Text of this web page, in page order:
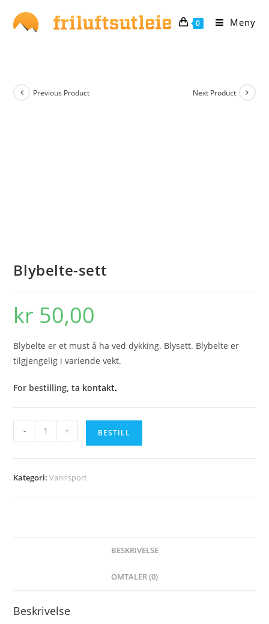
0 Meny
Previous Product Next Product
Blybelte-sett
kr 50,00
Blybelte er et must å ha ved dykking. Blysett. Blybelte er
tilgjengelig i variende vekt.
For bestilling,ta kontakt.
Blybelte-
sett
- + BESTILL
Kategori:Vannsport
BESKRIVELSE
OMTALER (0)
Beskrivelse